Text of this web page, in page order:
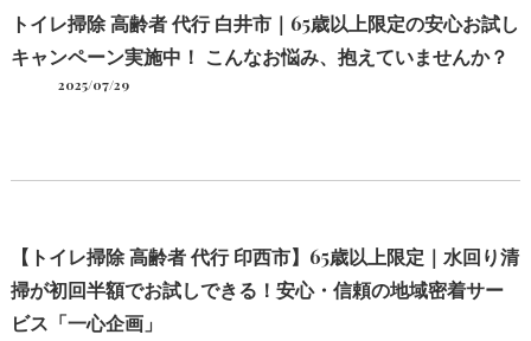
トイレ掃除 高齢者 代行 白井市｜65歳以上限定の安心お試し
キャンペーン実施中！ こんなお悩み、抱えていませんか？
2025/07/29
【トイレ掃除 高齢者 代行 印西市】65歳以上限定｜水回り清
掃が初回半額でお試しできる！安心・信頼の地域密着サー
ビス「一心企画」